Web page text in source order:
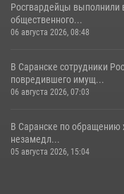
Росгвардейцы выполнили
общественного...
06 августа 2026, 08:48
В Саранске сотрудники
повредившего имущ...
06 августа 2026, 07:03
В Саранске по обращению
незамедл...
05 августа 2026, 15:04